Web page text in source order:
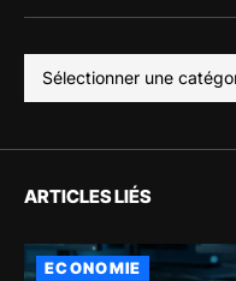
ARTICLES LIÉS
ECONOMIE